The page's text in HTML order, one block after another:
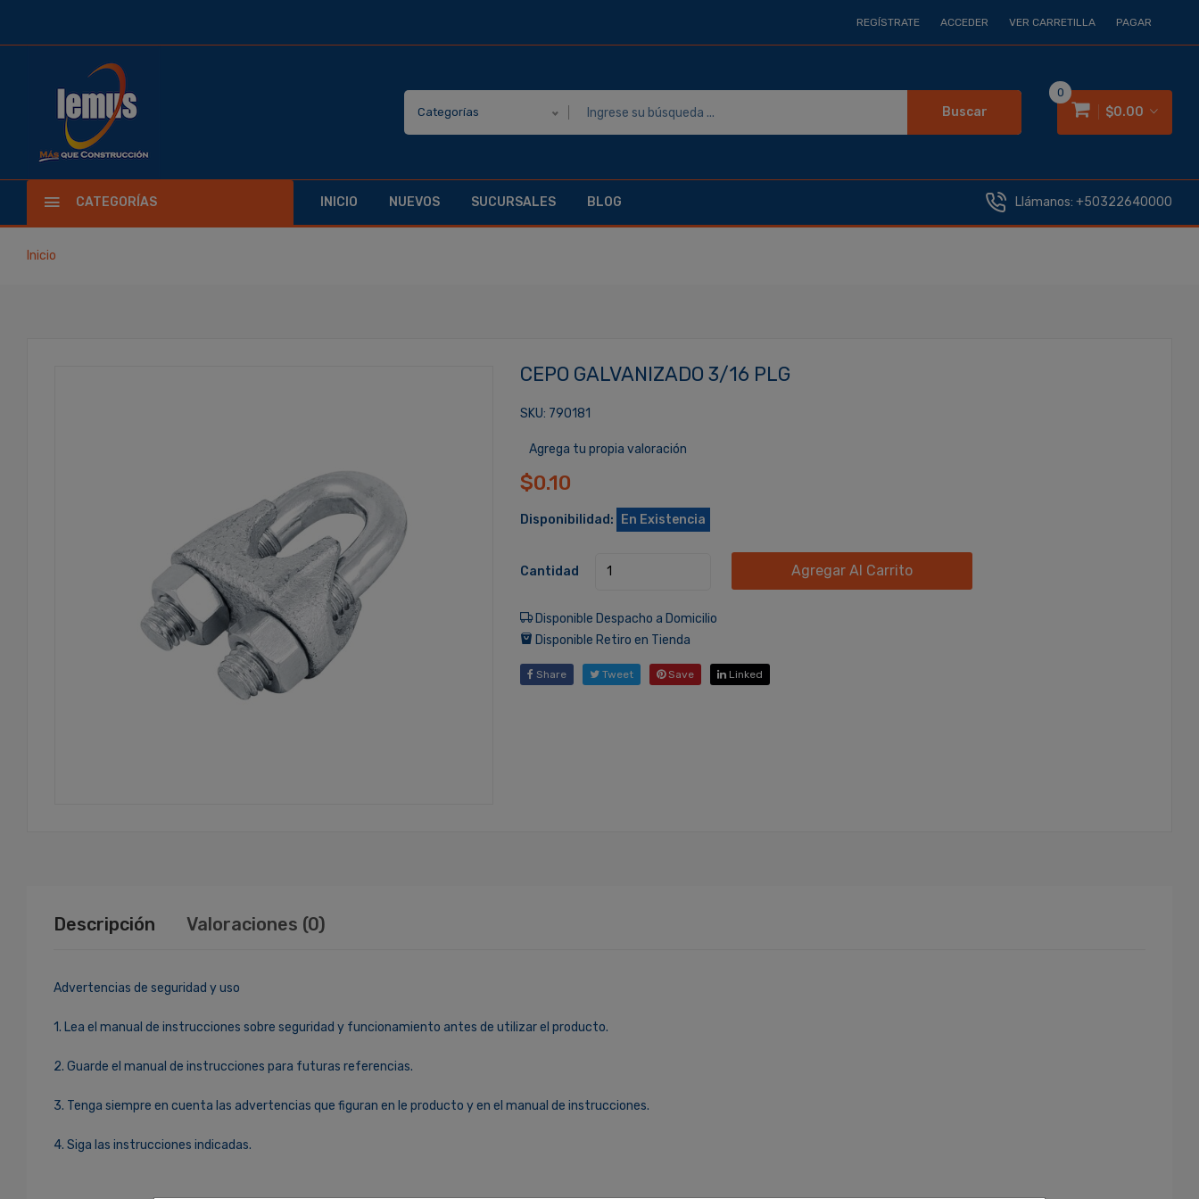
REGÍSTRATE ACCEDER VER CARRETILLA PAGAR
Categorías Buscar $0.00
0
CATEGORÍAS INICIO NUEVOS SUCURSALES BLOG Llámanos: +50322640000
Inicio
CEPO GALVANIZADO 3/16 PLG
SKU: 790181
Agrega tu propia valoración
$0.10
Disponibilidad: En Existencia
Cantidad Agregar Al Carrito
Disponible Despacho a Domicilio
Disponible Retiro en Tienda
Share Tweet Save Linked
Descripción Valoraciones (0)
Advertencias de seguridad y uso
1. Lea el manual de instrucciones sobre seguridad y funcionamiento antes de utilizar el producto.
2. Guarde el manual de instrucciones para futuras referencias.
3. Tenga siempre en cuenta las advertencias que figuran en le producto y en el manual de instrucciones.
4. Siga las instrucciones indicadas.